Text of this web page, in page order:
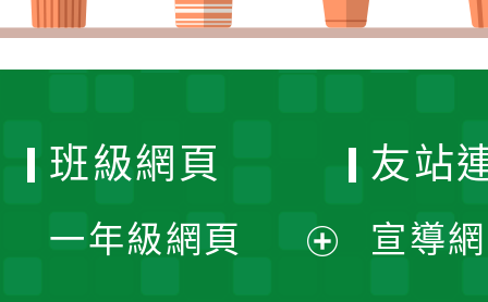
班級網頁
一年級網頁
友站
宣導